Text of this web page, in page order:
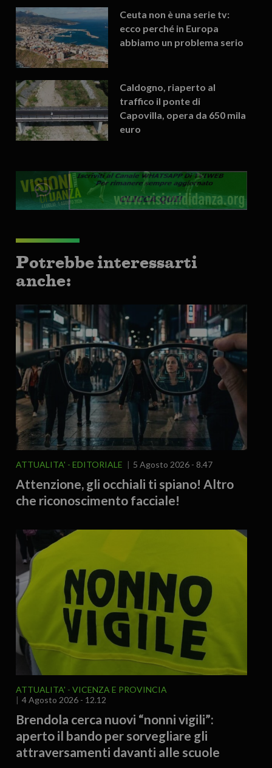
Ceuta non è una serie tv:
ecco perché in Europa
abbiamo un problema serio
Caldogno, riaperto al
traffico il ponte di
Capovilla, opera da 650 mila
euro
Potrebbe interessarti
anche:
ATTUALITA' EDITORIALE 5 Agosto 2026 - 8.47
Attenzione, gli occhiali ti spiano! Altro
che riconoscimento facciale!
ATTUALITA'
VICENZA E PROVINCIA
4 Agosto 2026 - 12.12
Brendola cerca nuovi “nonni vigili”:
aperto il bando per sorvegliare gli
attraversamenti davanti alle scuole